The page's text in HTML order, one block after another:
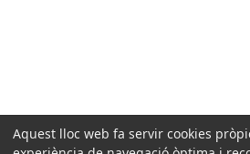
Aquest lloc web fa servir cookies